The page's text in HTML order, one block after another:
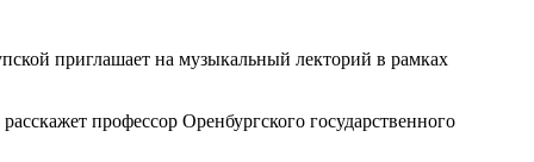
приглашает на музыкальный лекторий в рамках
профессор Оренбургского государственного